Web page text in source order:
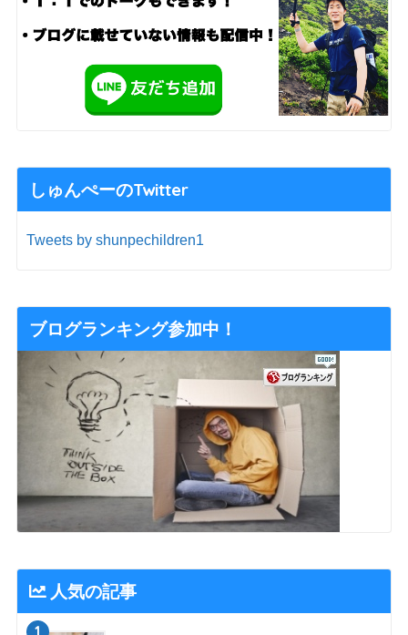
しゅんぺーのTwitter
Tweets by shunpechildren1
ブログランキング参加中！
人気の記事